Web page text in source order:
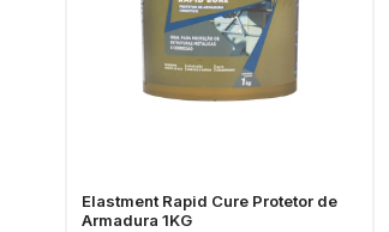
Elastment Rapid Cure Protetor de
Armadura 1KG